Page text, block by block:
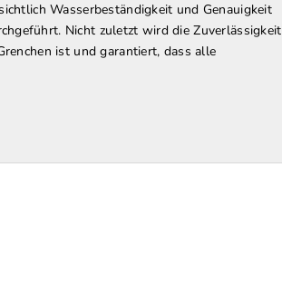
Wasserbeständigkeit und Genauigkeit
Nicht zuletzt wird die Zuverlässigkeit
ist und garantiert, dass alle